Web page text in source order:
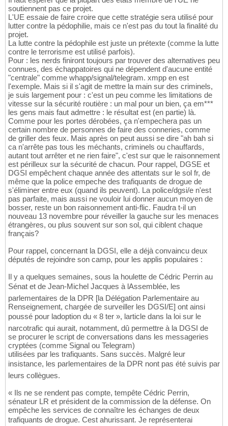
soutiennent pas ce projet.
L'UE essaie de faire croire que cette stratégie sera utilisé pour
lutter contre la pédophilie, mais ce n'est pas du tout la finalité du
projet.
La lutte contre la pédophile est juste un prétexte (comme la lutte
contre le terrorisme est utilisé parfois).
Pour : les nerds finiront toujours par trouver des alternatives peu
connues, des échappatoires qui ne dépendent d'aucune entité
"centrale" comme whapp/signal/telegram. xmpp en est
l'exemple. Mais si il s'agit de mettre la main sur des criminels,
je suis largement pour : c'est un peu comme les limitations de
vitesse sur la sécurité routière : un mal pour un bien, ça em***
les gens mais faut admettre : le résultat est (en partie) là.
Comme pour les portes dérobées, ça n'empechera pas un
certain nombre de personnes de faire des conneries, comme
de griller des feux. Mais après on peut aussi se dire "ah bah si
ca n'arrête pas tous les méchants, criminels ou chauffards,
autant tout arrêter et ne rien faire", c'est sur que le raisonnement
est périlleux sur la sécurité de chacun. Pour rappel, DGSE et
DGSI empêchent chaque année des attentats sur le sol fr, de
même que la police empeche des trafiquants de drogue de
s'éliminer entre eux (quand ils peuvent). La police/dgsi/e n'est
pas parfaite, mais aussi ne vouloir lui donner aucun moyen de
bosser, reste un bon raisonnement anti-flic. Faudra t-il un
nouveau 13 novembre pour réveiller la gauche sur les menaces
étrangères, ou plus souvent sur son sol, qui ciblent chaque
français?
Pour rappel, concernant la DGSI, elle a déjà convaincu deux
députés de rejoindre son camp, pour les applis populaires :
Il y a quelques semaines, sous la houlette de Cédric Perrin au
Sénat et de Jean-Michel Jacques à lAssemblée, les
parlementaires de la DPR [la Délégation Parlementaire au
Renseignement, chargée de surveiller les DGSI/E] ont ainsi
poussé pour ladoption du « 8 ter », larticle dans la loi sur le
narcotrafic qui aurait, notamment, dû permettre à la DGSI de
se procurer le script de conversations dans les messageries
cryptées (comme Signal ou Telegram)
utilisées par les trafiquants. Sans succès. Malgré leur
insistance, les parlementaires de la DPR nont pas été suivis par
leurs collègues.
« Ils ne se rendent pas compte, tempête Cédric Perrin,
sénateur LR et président de la commission de la défense. On
empêche les services de connaître les échanges de deux
trafiquants de drogue. Cest ahurissant. Je représenterai